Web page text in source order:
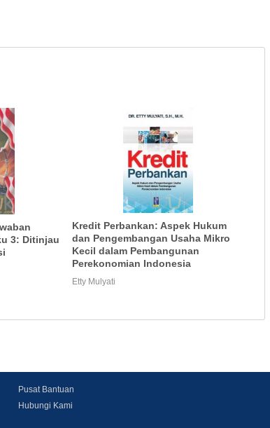
3: Ditinjau
Kredit Perbankan: Aspek Hukum
dan Pengembangan Usaha Mikro
Kecil dalam Pembangunan
Perekonomian Indonesia
Etty Mulyati
Pusat Bantuan
Hubungi Kami